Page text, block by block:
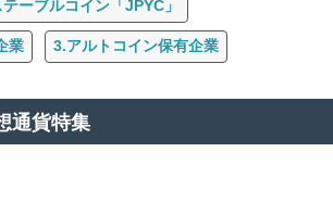
ーブルコイン「JPYC」
業 3.アルトコイン保有企業
通貨特集